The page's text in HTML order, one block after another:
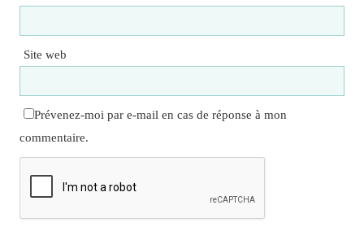
Site web
Prévenez-moi par e-mail en cas de réponse à mon
commentaire.